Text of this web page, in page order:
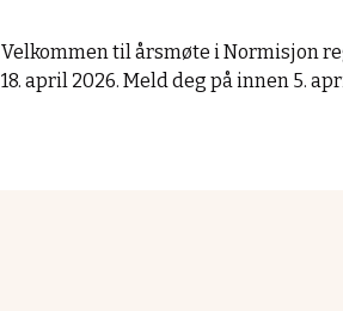
Velkommen til årsmøte i Normisjon
18. april 2026. Meld deg på innen 5.